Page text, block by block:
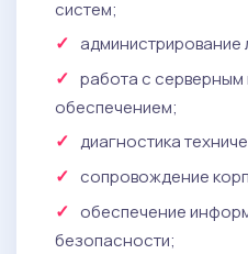
систем;
администрирование
работа с
обеспечением;
диагностика
сопровождение
обеспечение
безопасности;